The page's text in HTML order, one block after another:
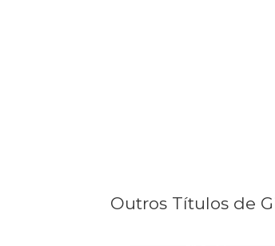
Outros Títulos de